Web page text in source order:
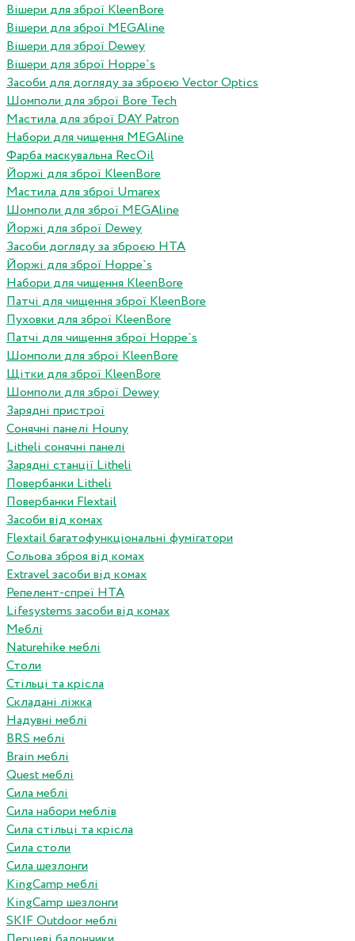
Вішери для зброї KleenBore
Вішери для зброї MEGAline
Вішери для зброї Dewey
Вішери для зброї Hoppe`s
Засоби для догляду за зброєю Vector Optics
Шомполи для зброї Bore Tech
Мастила для зброї DAY Patron
Набори для чищення MEGAline
Фарба маскувальна RecOil
Йоржі для зброї KleenBore
Мастила для зброї Umarex
Шомполи для зброї MEGAline
Йоржі для зброї Dewey
Засоби догляду за зброєю HTA
Йоржі для зброї Hoppe`s
Набори для чищення KleenBore
Патчі для чищення зброї KleenBore
Пуховки для зброї KleenBore
Патчі для чищення зброї Hoppe`s
Шомполи для зброї KleenBore
Щітки для зброї KleenBore
Шомполи для зброї Dewey
Зарядні пристрої
Сонячні панелі Houny
Litheli сонячні панелі
Зарядні станції Litheli
Повербанки Litheli
Повербанки Flextail
Засоби від комах
Flextail багатофункціональні фумігатори
Сольова зброя від комах
Extravel засоби від комах
Репелент-спреї HTA
Lifesystems засоби від комах
Меблі
Naturehike меблі
Столи
Стільці та крісла
Складані ліжка
Надувні меблі
BRS меблі
Brain меблі
Quest меблі
Сила меблі
Сила набори меблів
Сила стільці та крісла
Сила столи
Сила шезлонги
KingCamp меблі
KingCamp шезлонги
SKIF Outdoor меблі